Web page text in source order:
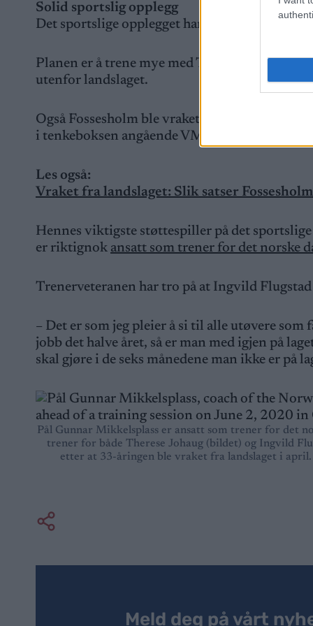
Solid sportslig opplegg
Det sportslige opplegget har Flugstad Østberg
Planen er å trene mye med Therese Johaug
utenfor landslaget.
Også Fossesholm ble vraket fra laget i april,
i tenkeboksen angående VM-comeback, men «
Les også:
Vraket fra landslaget: Slik satser
Hennes viktigste støttespiller på det
er riktignok ansatt som trener for det norske
Trenerveteranen har tro på at Ingvild
– Det er som jeg pleier å si til alle utøvere
jobb det halve året, så er man med igjen på
skal gjøre i de seks månedene man ikke er på
Pål Gunnar Mikkelsplass er ansatt som trener for det
trener for både Therese Johaug (bildet) og Ingvild
etter at 33-åringen ble vraket fra landslaget i
Meld deg på vårt